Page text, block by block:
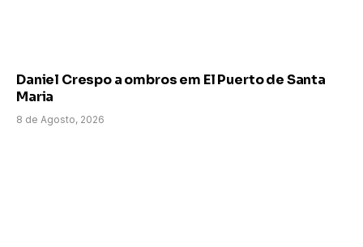
Daniel Crespo a ombros em El Puerto de Santa
Maria
8 de Agosto, 2026